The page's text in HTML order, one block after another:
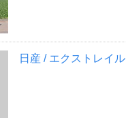
日産 / エクストレイル